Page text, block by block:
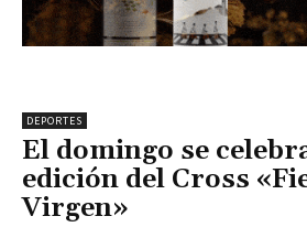
DEPORTES
El domingo se
edición del Cross
Virgen»